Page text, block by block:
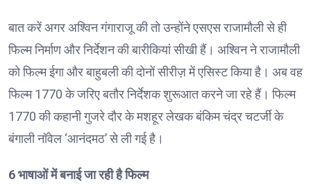
बात करें अगर अश्विन गंगाराजू की तो उन्होंने एसएस राजामौली से ही
फिल्म निर्माण और निर्देशन की बारीकियां सीखी हैं। अश्विन ने राजामौली
को फिल्म ईगा और बाहुबली की दोनों सीरीज़ में एसिस्ट किया है। अब वह
फिल्म 1770 के जरिए बतौर निर्देशक शुरूआत करने जा रहे हैं। फिल्म
1770 की कहानी गुजरे दौर के मशहूर लेखक बंकिम चंद्र चटर्जी के
बंगाली नॉवेल ‘आनंदमठ’ से ली गई है।
6 भाषाओं में बनाई जा रही है फिल्म